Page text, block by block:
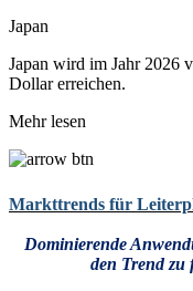
Japan
Japan wird im Jahr 2026
Dollar erreichen.
Mehr lesen
Markttrends für
Dominierende
den Trend zu